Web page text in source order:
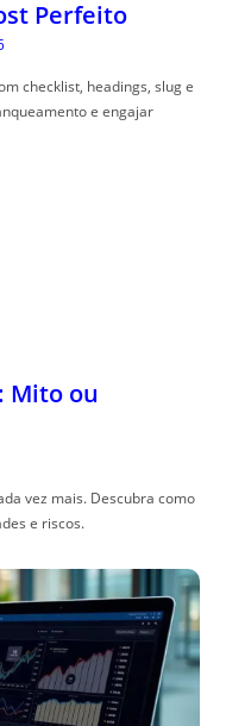
Perfeito
checklist, headings, slug e
e engajar
Mito ou
vez mais. Descubra como
e riscos.